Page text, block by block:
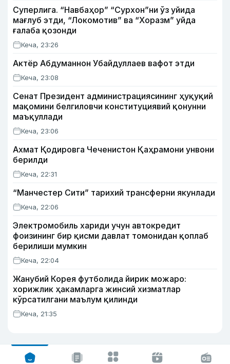
Суперлига. “Навбаҳор” “Сурхон”ни ўз уйида
мағлуб этди, “Локомотив” ва “Хоразм” уйда
ғалаба қозонди
Кеча, 23:26
Актёр Абду­маннон Убайдуллаев вафот этди
Кеча, 23:08
Сенат Президент администрациясининг ҳуқуқий
мақомини белгиловчи конституциявий қонунни
маъқуллади
Кеча, 23:06
Ахмат Қодировга Чеченистон Қаҳрамони унвони
берилди
Кеча, 22:31
“Манчестер Сити” тарихий трансферни якунлади
Кеча, 22:06
Электромобиль хариди учун автокредит
фоизининг бир қисми давлат томонидан қоплаб
берилиши мумкин
Кеча, 22:04
Жанубий Корея футболида йирик можаро:
хорижлик ҳакамларга жинсий хизматлар
кўрсатилгани маълум қилинди
Кеча, 21:35